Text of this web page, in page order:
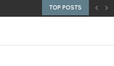
TOP POSTS